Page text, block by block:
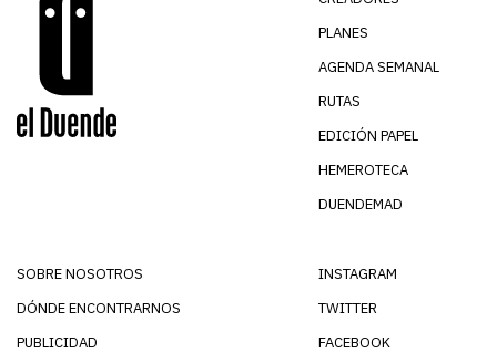
PLANES
AGENDA SEMANAL
RUTAS
EDICIÓN PAPEL
HEMEROTECA
DUENDEMAD
SOBRE NOSOTROS
DÓNDE ENCONTRARNOS
PUBLICIDAD
INSTAGRAM
TWITTER
FACEBOOK